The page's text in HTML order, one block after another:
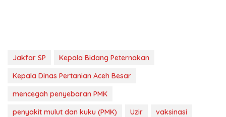
Jakfar SP
Kepala Bidang Peternakan
Kepala Dinas Pertanian Aceh Besar
mencegah penyebaran PMK
penyakit mulut dan kuku (PMK)
Uzir vaksinasi